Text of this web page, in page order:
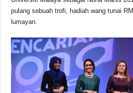
k
pulang sebuah trofi, hadiah wang tunai
lumayan.